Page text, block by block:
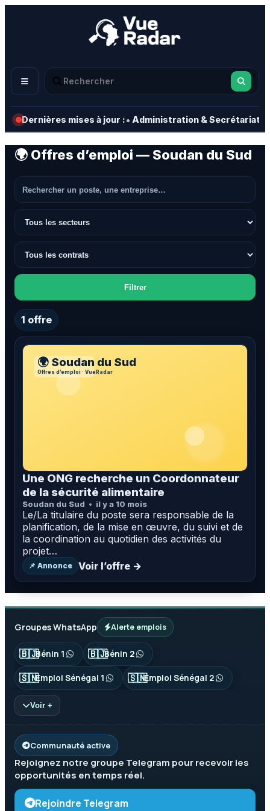
Dernières mises à jour :• Administration & Secrétariat
🌍 Offres d’emploi — Soudan du Sud
Filtrer
1 offre
🌍 Soudan du Sud
Offres d’emploi · VueRadar
Une ONG recherche un Coordonnateur
de la sécurité alimentaire
Soudan du Sud il y a 10 mois
Le/La titulaire du poste sera responsable de la
planification, de la mise en œuvre, du suivi et de
la coordination au quotidien des activités du
projet…
📌 Annonce Voir l’offre →
Groupes WhatsApp Alerte emplois
🇧🇯Bénin 1 🇧🇯Bénin 2
🇸🇳Emploi Sénégal 1 🇸🇳Emploi Sénégal 2
Voir +
Communauté active
Rejoignez notre groupe Telegram pour recevoir les
opportunités en temps réel.
Rejoindre Telegram